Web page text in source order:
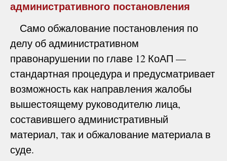
административного постановления
Само обжалование постановления по
делу об административном
правонарушении по главе 12 КоАП —
стандартная процедура и предусматривает
возможность как направления жалобы
вышестоящему руководителю лица,
составившего административный
материал, так и обжалование материала в
суде.